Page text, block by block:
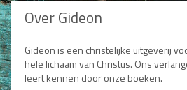
Alphacursus
Evangelisatie en Zending
Over Gideon
Gideon is een christelijke uitgeverij
hele lichaam van Christus. Ons
leert kennen door onze boeken.